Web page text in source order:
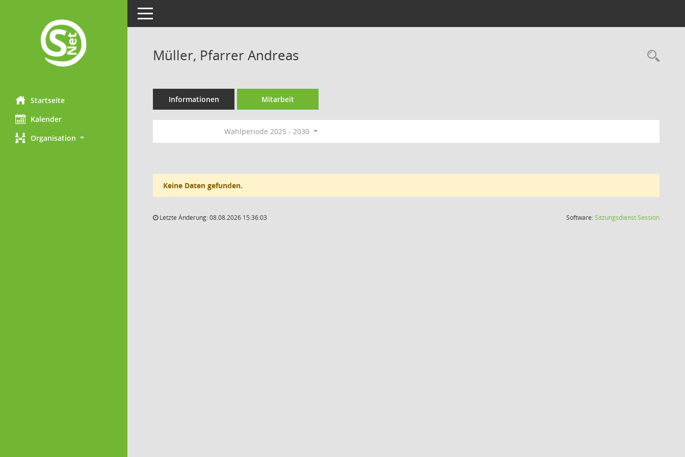
Startseite
Kalender
Organisation
Toggle navigation
Müller, Pfarrer Andreas
Informationen Mitarbeit
Wahlperiode 2025 - 2030
Keine Daten gefunden.
Letzte Änderung: 08.08.2026 15:36:03 Software:SitzungsdienstSession(Wird in